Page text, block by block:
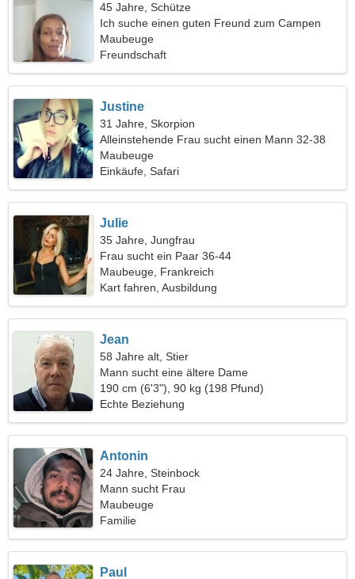
45 Jahre, Schütze
Ich suche einen guten Freund zum Campen
Maubeuge
Freundschaft
Justine
31 Jahre, Skorpion
Alleinstehende Frau sucht einen Mann 32-38
Maubeuge
Einkäufe, Safari
Julie
35 Jahre, Jungfrau
Frau sucht ein Paar 36-44
Maubeuge, Frankreich
Kart fahren, Ausbildung
Jean
58 Jahre alt, Stier
Mann sucht eine ältere Dame
190 cm (6'3"), 90 kg (198 Pfund)
Echte Beziehung
Antonin
24 Jahre, Steinbock
Mann sucht Frau
Maubeuge
Familie
Paul